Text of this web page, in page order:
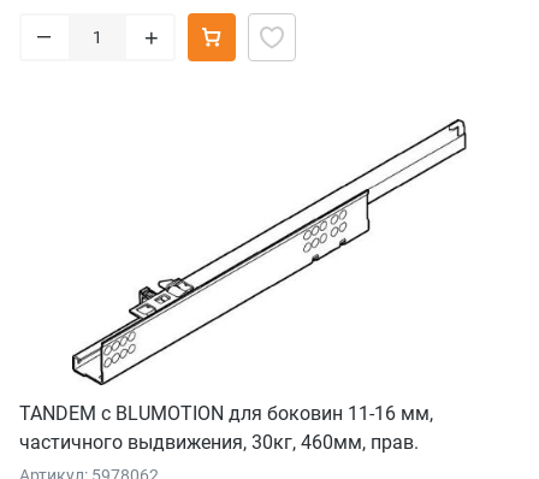
– +
TANDEM с BLUMOTION для боковин 11-16 мм,
частичного выдвижения, 30кг, 460мм, прав.